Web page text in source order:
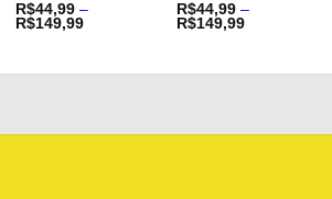
R$44,99 –
R$149,99Faixa
R$44,99 –
R$149,99Faixa